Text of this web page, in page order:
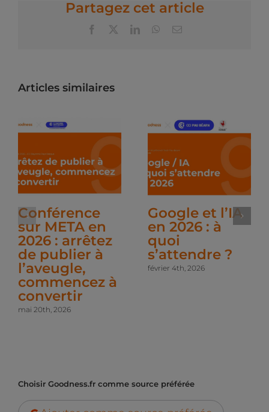
Partagez cet article
Facebook LinkedInWhatsApp
Email
Articles similaires
Conférence
sur META en
2026 : arrêtez
de publier à
l’aveugle,
commencez à
convertir
mai 20th, 2026
Google et l’IA
en 2026 : à
quoi
s’attendre ?
février 4th, 2026
Choisir Goodness.fr comme source préférée